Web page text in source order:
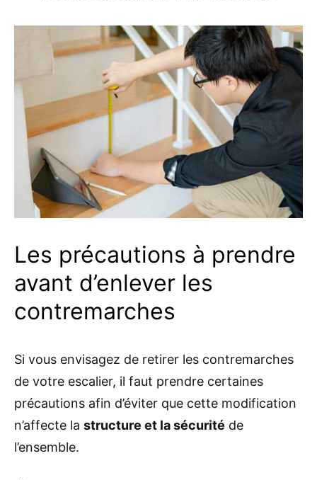
Les précautions à prendre
avant d’enlever les
contremarches
Si vous envisagez de retirer les contremarches
de votre escalier, il faut prendre certaines
précautions afin d’éviter que cette modification
n’affecte la structure et la sécurité de
l’ensemble.